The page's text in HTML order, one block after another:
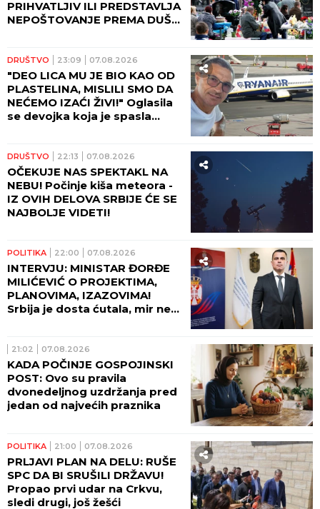
PRIHVATLJIV ILI PREDSTAVLJA
NEPOŠTOVANJE PREMA DUŠI
DRUŠTVO 23:09 07.08.2026
"DEO LICA MU JE BIO KAO OD
PLASTELINA, MISLILI SMO DA
NEĆEMO IZAĆI ŽIVI!" Oglasila
se devojka koja je spasla
DRUŠTVO 22:13 07.08.2026
OČEKUJE NAS SPEKTAKL NA
NEBU! Počinje kiša meteora -
IZ OVIH DELOVA SRBIJE ĆE SE
NAJBOLJE VIDETI!
POLITIKA 22:00 07.08.2026
INTERVJU: MINISTAR ĐORĐE
MILIĆEVIĆ O PROJEKTIMA,
PLANOVIMA, IZAZOVIMA!
Srbija je dosta ćutala, mir ne
21:02 07.08.2026
KADA POČINJE GOSPOJINSKI
POST: Ovo su pravila
dvonedeljnog uzdržanja pred
jedan od najvećih praznika
POLITIKA 21:00 07.08.2026
PRLJAVI PLAN NA DELU: RUŠE
SPC DA BI SRUŠILI DRŽAVU!
Propao prvi udar na Crkvu,
sledi drugi, još žešći